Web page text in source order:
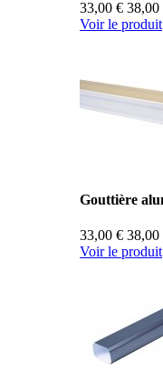
33,00 € 38,00
Voir le produit
Gouttière
33,00 € 38,00
Voir le produit